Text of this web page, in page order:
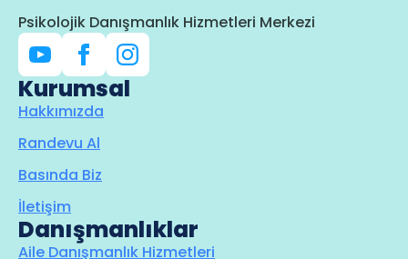
Psikolojik Danışmanlık Hizmetleri Merkezi
Kurumsal
Hakkımızda
Randevu Al
Basında Biz
İletişim
Danışmanlıklar
Aile Danışmanlık Hizmetleri